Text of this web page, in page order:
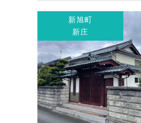
新旭町
新庄